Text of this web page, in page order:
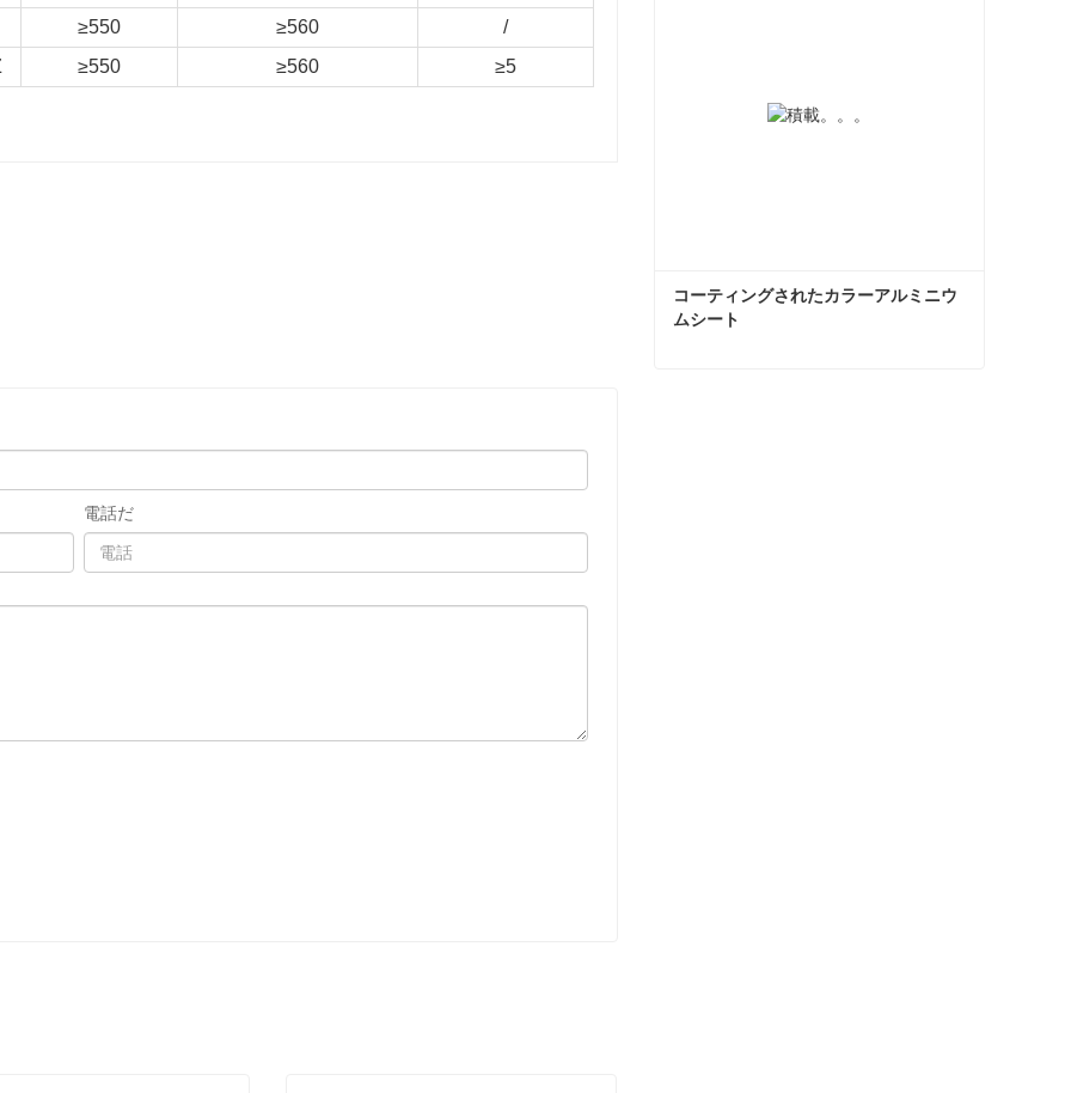
≥550
≥560
/
≥550 ≥560 ≥5
電話だ
コーティングされたカラーアルミニウ
ムシート